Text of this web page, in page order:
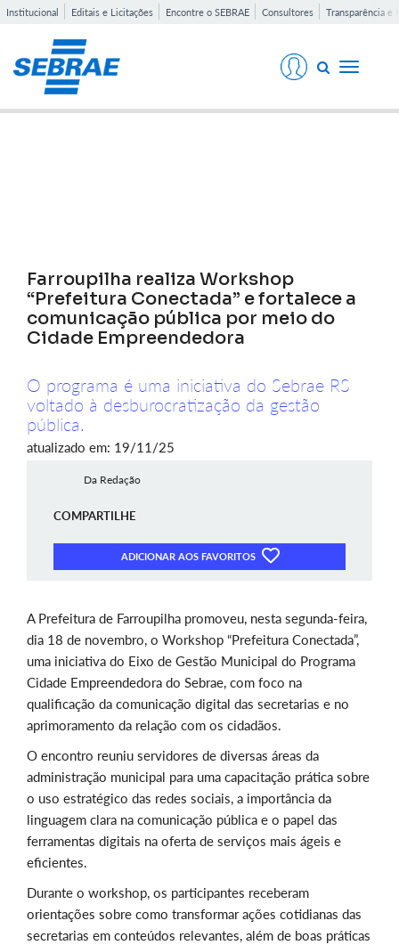
Institucional Editais e Licitações Encontre o SEBRAE Consultores Transparência e
Toggle
Farroupilha realiza Workshop
“Prefeitura Conectada” e fortalece a
comunicação pública por meio do
Cidade Empreendedora
O programa é uma iniciativa do Sebrae RS
voltado à desburocratização da gestão
pública.
atualizado em: 19/11/25
Da Redação
COMPARTILHE
ADICIONAR AOS FAVORITOS
A Prefeitura de Farroupilha promoveu, nesta segunda-feira,
dia 18 de novembro, o Workshop “Prefeitura Conectada”,
uma iniciativa do Eixo de Gestão Municipal do Programa
Cidade Empreendedora do Sebrae, com foco na
qualificação da comunicação digital das secretarias e no
aprimoramento da relação com os cidadãos.
O encontro reuniu servidores de diversas áreas da
administração municipal para uma capacitação prática sobre
o uso estratégico das redes sociais, a importância da
linguagem clara na comunicação pública e o papel das
ferramentas digitais na oferta de serviços mais ágeis e
eficientes.
Durante o workshop, os participantes receberam
orientações sobre como transformar ações cotidianas das
secretarias em conteúdos relevantes, além de boas práticas